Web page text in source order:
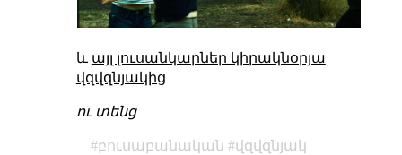
և այլ լուսանկարներ կիրակնօրյա
վզվզնյակից
ու տենց
բուսաբանական
վզվզնյակ